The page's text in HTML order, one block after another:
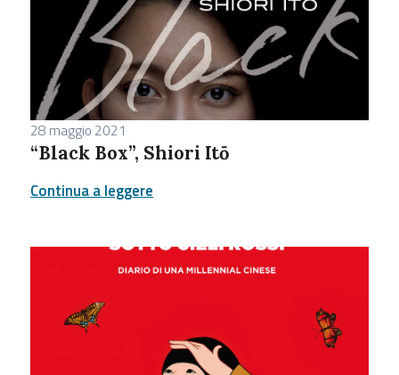
28 maggio 2021
“Black Box”, Shiori Itō
Continua a leggere